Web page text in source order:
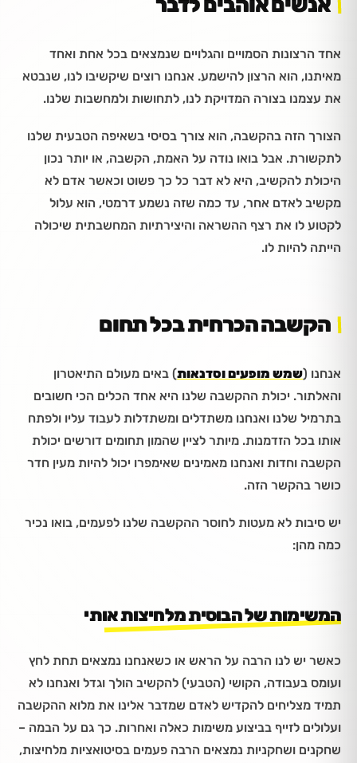
אחד הרצונות הסמויים והגלויים שנמצאים בכל אחת ואחד
מאיתנו, הוא הרצון להישמע. אנחנו רוצים שיקשיבו לנו, שנבטא
את עצמנו בצורה המדויקת לנו, לתחושות ולמחשבות שלנו.
הצורך הזה בהקשבה, הוא צורך בסיסי בשאיפה הטבעית שלנו
לתקשורת. אבל בואו נודה על האמת, הקשבה, או יותר נכון
היכולת להקשיב, היא לא דבר כל כך פשוט וכאשר אדם לא
מקשיב לאדם אחר, עד כמה שזה נשמע דרמטי, הוא עלול
לקטוע לו את רצף ההשראה והיצירתיות המחשבתית שיכולה
הייתה להיות לו.
הקשבה הכרחית בכל תחום
אנחנו (שמש מופעים וסדנאות) באים מעולם התיאטרון
והאלתור. יכולת ההקשבה שלנו היא אחד הכלים הכי חשובים
בתרמיל שלנו ואנחנו משתדלים ומשתדלות לעבוד עליו ולפתח
אותו בכל הזדמנות. מיותר לציין שהמון תחומים דורשים יכולת
הקשבה וחדות ואנחנו מאמינים שאימפרו יכול להיות מעין חדר
כושר בהקשר הזה.
יש סיבות לא מעטות לחוסר ההקשבה שלנו לפעמים, בואו נכיר
כמה מהן:
המשימות של הבוסית מלחיצות אותי
כאשר יש לנו הרבה על הראש או כשאנחנו נמצאים תחת לחץ
ועומס בעבודה, הקושי (הטבעי) להקשיב הולך וגדל ואנחנו לא
תמיד מצליחים להקדיש לאדם שמדבר אלינו את מלוא ההקשבה
ועלולים לזייף בביצוע משימות כאלה ואחרות. כך גם על הבמה –
שחקנים ושחקניות נמצאים הרבה פעמים בסיטואציות מלחיצות,